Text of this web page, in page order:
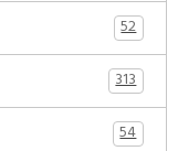
52
313
54